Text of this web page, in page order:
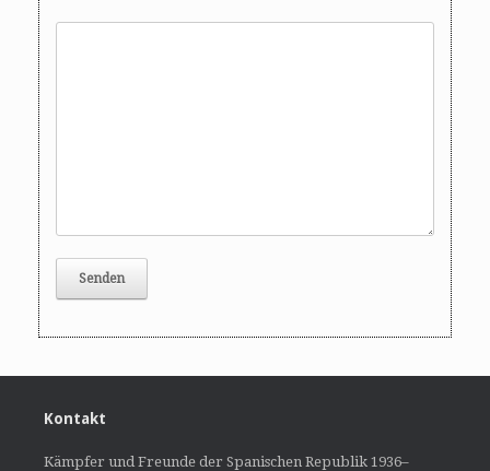
Kontakt
Kämpfer und Freunde der Spanischen Republik 1936–